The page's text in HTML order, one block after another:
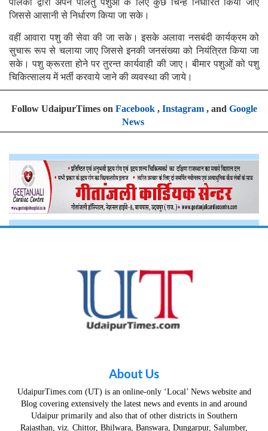
जिससे आसानी से निर्धारण किया जा सके।
वहीं आवारा पशु की सेवा की जा सके। इसके अलावा नसबंदी कार्यक्रम को
सुचारू रूप से चलाया जाए जिससे इनकी जनसंख्या को नियंत्रित किया जा
सके। पशु क्रूरता होने पर तुरन्त कार्यवाही की जाए। बीमार पशुओं को पशु
चिकित्सालय में भर्ती करवाये जाने की व्यवस्था की जाये।
Follow UdaipurTimes on Facebook, Instagram, and Google
News
About Us
UdaipurTimes.com (UT) is an online-only ‘Local’ News website and
Blog covering extensively the latest news and events in and around
Udaipur primarily and also that of other districts in Southern
Rajasthan, viz. Chittor, Bhilwara, Banswara, Dungarpur, Salumber,